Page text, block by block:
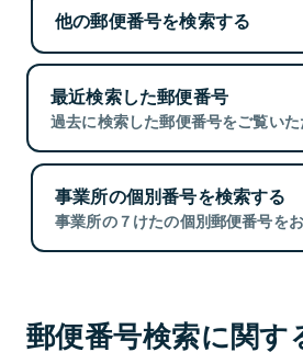
他の郵便番号を検索する
最近検索した郵便番号
過去に検索した郵便番号をご覧いた
事業所の個別番号を検索する
事業所の７けたの個別郵便番号をお
郵便番号検索に関す